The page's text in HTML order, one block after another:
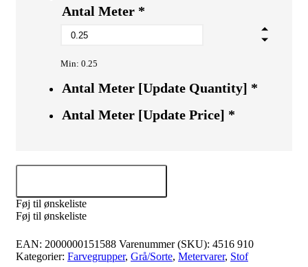
Antal Meter *
Min: 0.25
Antal Meter [Update Quantity] *
Antal Meter [Update Price] *
Føj til ønskeliste
Føj til ønskeliste
EAN: 2000000151588 Varenummer (SKU): 4516 910
Kategorier: Farvegrupper, Grå/Sorte, Metervarer, Stof